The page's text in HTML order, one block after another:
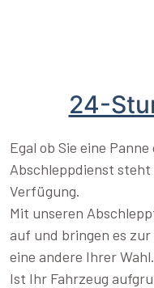
24-
Egal ob Sie eine
Abschleppdienst
Verfügung.
Mit unseren
auf und bringen es
eine andere Ihrer Wahl.
Ist Ihr Fahrzeug